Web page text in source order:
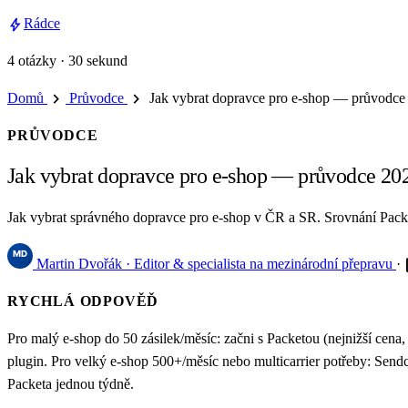
boltRádce
4 otázky · 30 sekund
Domů chevron_right Průvodce chevron_right Jak vybrat dopravce pro e-shop — průvodce
PRŮVODCE
Jak vybrat dopravce pro e-shop — průvodce
Jak vybrat správného dopravce pro e-shop v ČR a SR. Srovnání
Martin Dvořák · Editor & specialista na mezinárodní přepravu ·
RYCHLÁ ODPOVĚĎ
Pro malý e-shop do 50 zásilek/měsíc: začni s Packetou (nejnižší
plugin. Pro velký e-shop 500+/měsíc nebo multicarrier potřeby:
Packeta jednou týdně.